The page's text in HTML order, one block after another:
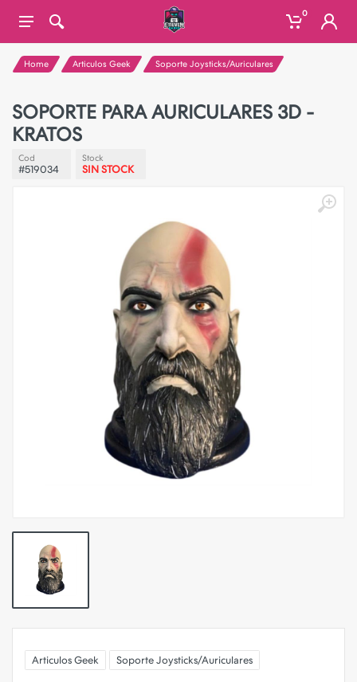
0
Home Articulos Geek Soporte Joysticks/Auriculares
SOPORTE PARA AURICULARES 3D -
KRATOS
Cod
#519034
Stock
SIN STOCK
Articulos Geek Soporte Joysticks/Auriculares